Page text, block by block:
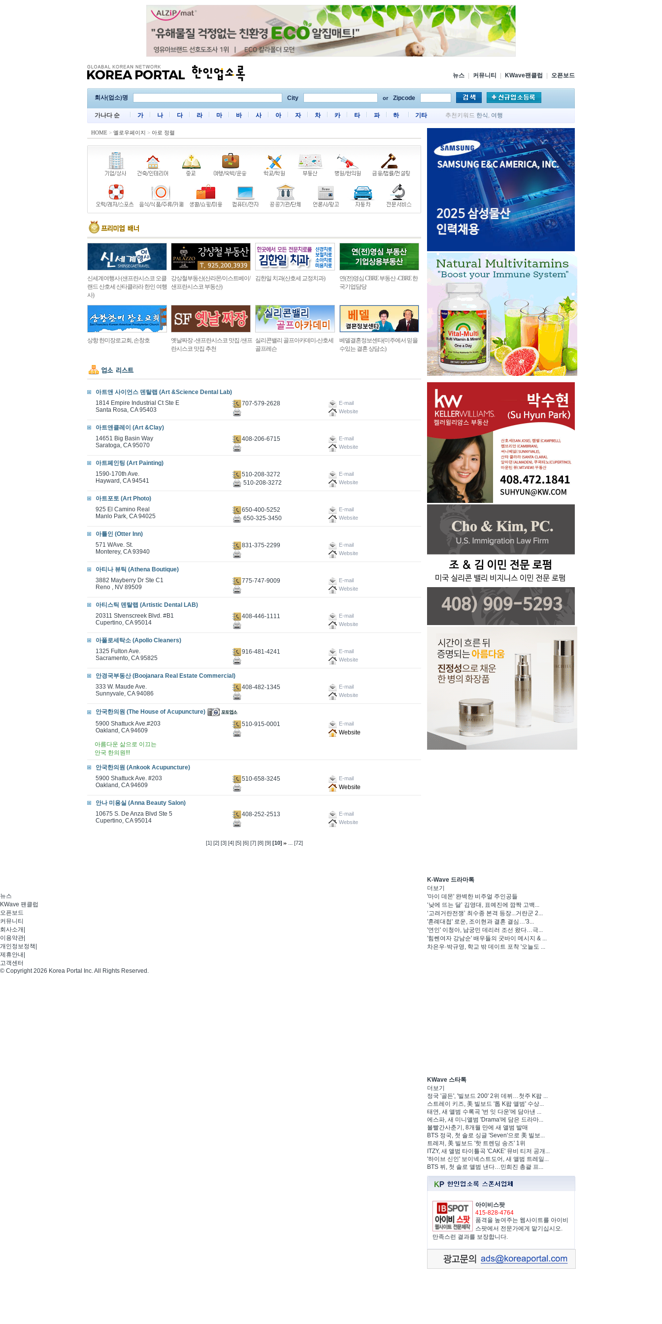
뉴스 커뮤니티 KWave팬클럽 오픈보드
회사(업소)명 City or Zipcode
가나다 순 가 나 다 라 마 바 사 아 자 차 카 타 파 하 기타 추천키워드 한식 , 여행
HOME > 옐로우페이지 > 아로 정렬
신세계여행사 (샌프란시스코 오클
랜드 산호세 산타클라라 한인 여행
사)
강상철부동산(산라몬/이스트베이/
샌프란시스코 부동산)
김한일 치과(산호세 교정치과)
연(전)영심 CBRE 부동산 -CBRE 한
국기업담당
상항 한미장로교회, 손창호
옛날짜장 -샌프란시스코 맛집 /샌프
란시스코 맛집 추천
실리콘밸리 골프아카데미-산호세
골프레슨
베델결혼정보센타(미주에서 믿을
수있는 결혼 상담소)
아트앤 사이언스 덴탈랩 (Art &Science Dental Lab)
1814 Empire Industrial Ct Ste E
Santa Rosa, CA 95403
707-579-2628
E-mail
Website
아트앤클레이 (Art &Clay)
14651 Big Basin Way
Saratoga, CA 95070
408-206-6715
E-mail
Website
아트페인팅 (Art Painting)
1590-170th Ave.
Hayward, CA 94541
510-208-3272 E-mail
510-208-3272 Website
아트포토 (Art Photo)
925 El Camino Real
Manlo Park, CA 94025
650-400-5252 E-mail
650-325-3450 Website
아틀인 (Otter Inn)
571 WAve. St.
Monterey, CA 93940
831-375-2299
E-mail
Website
아티나 뷰틱 (Athena Boutique)
3882 Mayberry Dr Ste C1
Reno , NV 89509
775-747-9009
E-mail
Website
아티스틱 덴탈랩 (Artistic Dental LAB)
20311 Stvenscreek Blvd. #B1
Cupertino, CA 95014
408-446-1111
E-mail
Website
아폴로세탁소 (Apollo Cleaners)
1325 Fulton Ave.
Sacramento, CA 95825
916-481-4241
E-mail
Website
안경국부동산 (Boojanara Real Estate Commercial)
333 W. Maude Ave.
Sunnyvale, CA 94086
408-482-1345
E-mail
Website
안국한의원 (The House of Acupuncture)
5900 Shattuck Ave.#203
Oakland, CA 94609
510-915-0001 E-mail
Website
아름다운 삶으로 이끄는
안국 한의원!!!
안국한의원 (Ankook Acupuncture)
5900 Shattuck Ave. #203
Oakland, CA 94609
510-658-3245 E-mail
Website
안나 미용실 (Anna Beauty Salon)
10675 S. De Anza Blvd Ste 5
Cupertino, CA 95014
408-252-2513
E-mail
Website
[1] [2] [3] [4] [5] [6] [7] [8] [9] [10] ... [72]
K-Wave 드라마톡
더보기
'마이 데몬' 완벽한 비주얼 주인공들
‘낮에 뜨는 달’ 김영대, 표예진에 깜짝 고백...
‘고려거란전쟁’ 최수종 본격 등장...거란군 2...
'혼례대첩' 로운, 조이현과 결혼 결심…'3...
'연인' 이청아, 남궁민 데리러 조선 왔다…극...
'힘쎈여자 강남순' 배우들의 굿바이 메시지 & ...
차은우·박규영, 학교 밖 데이트 포착 '오늘도 ...
KWave 스타톡
더보기
정국 '골든', '빌보드 200' 2위 데뷔…첫주 K팝 ...
스트레이 키즈, 美 빌보드 '톱 K팝 앨범' 수상...
태연, 새 앨범 수록곡 '번 잇 다운'에 담아낸 ...
에스파, 새 미니앨범 'Drama'에 담은 드라마...
볼빨간사춘기, 8개월 만에 새 앨범 발매
BTS 정국, 첫 솔로 싱글 'Seven'으로 美 빌보...
트레저, 美 빌보드 '핫 트렌딩 송즈' 1위
ITZY, 새 앨범 타이틀곡 'CAKE' 뮤비 티저 공개...
'하이브 신인' 보이넥스트도어, 새 앨범 트레일...
BTS 뷔, 첫 솔로 앨범 낸다…민희진 총괄 프...
아이비스팟
415-828-4764
품격을 높여주는 웹사이트를 아이비
스팟에서 전문가에게 맡기십시오.
만족스런 결과를 보장합니다.
뉴스
KWave 팬클럽
오픈보드
커뮤니티
회사소개
이용약관
개인정보정책
제휴안내
고객센터
© Copyright 2026 Korea Portal Inc. All Rights Reserved.